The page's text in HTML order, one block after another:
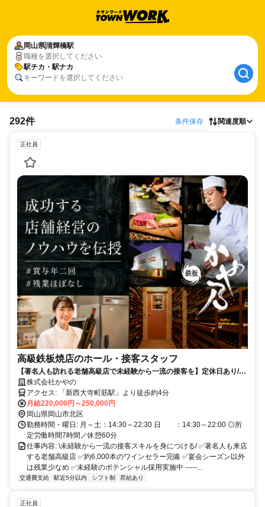
岡山県清輝橋駅
職種を選択してください
駅チカ・駅ナカ
キーワードを選択してください
292件 条件保存 関連度順
正社員
高級鉄板焼店のホール・接客スタッフ
【著名人も訪れる老舗高級店で未経験から一流の接客を】定休日あり/残
業ほぼなし/毎年昇給あり/賞与年2回あり
株式会社かやの
アクセス: 「新西大寺町筋駅」より徒歩約4分
月給220,000円～250,000円
岡山県岡山市北区
勤務時間・曜日: 月～土：14:30～22:30 日 ：14:30～22:00 ◎所
定労働時間7時間／休憩60分
仕事内容: \未経験から一流の接客スキルを身につける/ ✅著名人も来店
する老舗高級店 ✅約6,000本のワインセラー完備 ✅宴会シーズン以外
は残業少なめ ✅未経験のポテンシャル採用実施中 -----...
交通費支給 駅近5分以内 シフト制 昇給あり
正社員